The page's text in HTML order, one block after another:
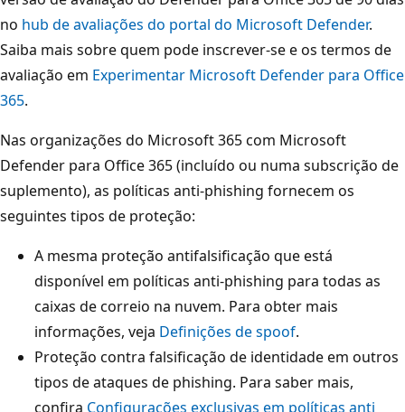
no hub de avaliações do portal do Microsoft Defender.
Saiba mais sobre quem pode inscrever-se e os termos de
avaliação em Experimentar Microsoft Defender para Office
365.
Nas organizações do Microsoft 365 com Microsoft
Defender para Office 365 (incluído ou numa subscrição de
suplemento), as políticas anti-phishing fornecem os
seguintes tipos de proteção:
A mesma proteção antifalsificação que está
disponível em políticas anti-phishing para todas as
caixas de correio na nuvem. Para obter mais
informações, veja Definições de spoof.
Proteção contra falsificação de identidade em outros
tipos de ataques de phishing. Para saber mais,
confira Configurações exclusivas em políticas anti